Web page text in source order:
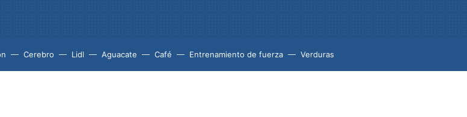
Cerebro Lidl Aguacate Café Entrenamiento de fuerza Verduras